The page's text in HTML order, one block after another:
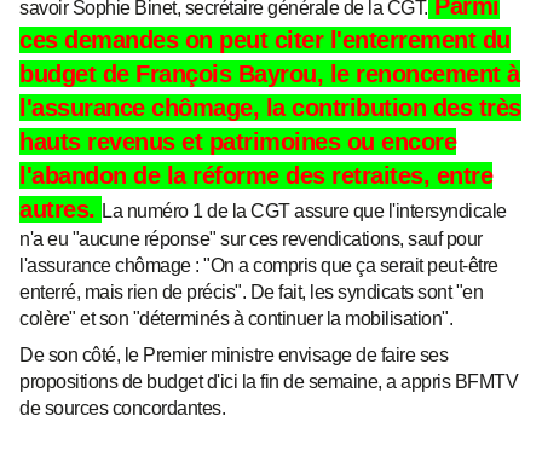
savoir Sophie Binet, secrétaire générale de la CGT. Parmi
ces demandes on peut citer l'enterrement du
budget de François Bayrou, le renoncement à
l'assurance chômage, la contribution des très
hauts revenus et patrimoines ou encore
l'abandon de la réforme des retraites, entre
autres. La numéro 1 de la CGT assure que l'intersyndicale
n'a eu "aucune réponse" sur ces revendications, sauf pour
l'assurance chômage : "On a compris que ça serait peut-être
enterré, mais rien de précis". De fait, les syndicats sont "en
colère" et son "déterminés à continuer la mobilisation".
De son côté, le Premier ministre envisage de faire ses
propositions de budget d'ici la fin de semaine, a appris BFMTV
de sources concordantes.